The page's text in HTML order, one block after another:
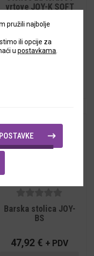
5
vrtove JOY-K SOFT
95,92
Cijena s PDV-om:
5out of
5
Barska stolica JOY-
BS
47,92 € + PDV
pružili najbolje
ili opcije za
upostavkama
POSTAVKE